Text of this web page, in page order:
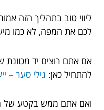
ליווי טוב בתהליך הזה
לכם את המפה, לא כמו
אם אתם רוצים יד
להתחיל כאן: גילי סער –
ואם אתם ממש בקטע של